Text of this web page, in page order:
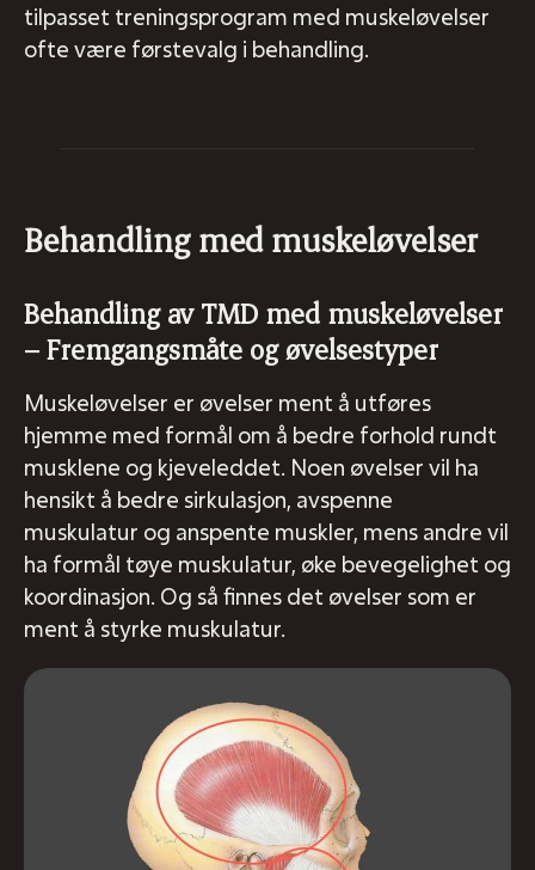
tilpasset treningsprogram med muskeløvelser
ofte være førstevalg i behandling.
Behandling med muskeløvelser
Behandling av TMD med muskeløvelser
– Fremgangsmåte og øvelsestyper
Muskeløvelser er øvelser ment å utføres
hjemme med formål om å bedre forhold rundt
musklene og kjeveleddet. Noen øvelser vil ha
hensikt å bedre sirkulasjon, avspenne
muskulatur og anspente muskler, mens andre vil
ha formål tøye muskulatur, øke bevegelighet og
koordinasjon. Og så finnes det øvelser som er
ment å styrke muskulatur.